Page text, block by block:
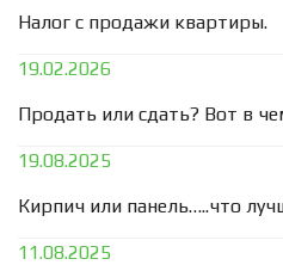
Налог с продажи квартиры.
19.02.2026
Продать или сдать? Вот в
19.08.2025
Кирпич или панель…..что
11.08.2025